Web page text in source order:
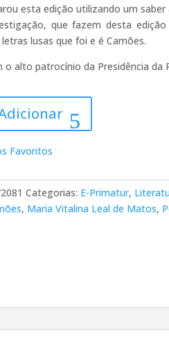
esta edição utilizando um
que fazem desta
lusas que foi e é Camões.
o alto patrocínio da Presidência da
Favoritos
Categorias: E-Primatur,
, Maria Vitalina Leal de Matos,